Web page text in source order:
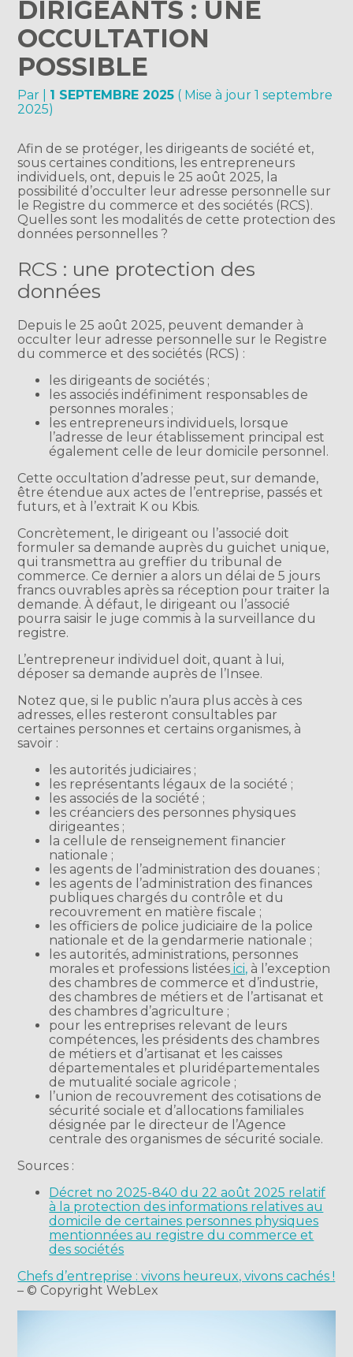
DIRIGEANTS : UNE
OCCULTATION
POSSIBLE
Par 1 SEPTEMBRE 2025 ( Mise à jour 1 septembre
2025)
Afin de se protéger, les dirigeants de société et,
sous certaines conditions, les entrepreneurs
individuels, ont, depuis le 25 août 2025, la
possibilité d’occulter leur adresse personnelle sur
le Registre du commerce et des sociétés (RCS).
Quelles sont les modalités de cette protection des
données personnelles ?
RCS : une protection des
données
Depuis le 25 août 2025, peuvent demander à
occulter leur adresse personnelle sur le Registre
du commerce et des sociétés (RCS) :
les dirigeants de sociétés ;
les associés indéfiniment responsables de
personnes morales ;
les entrepreneurs individuels, lorsque
l’adresse de leur établissement principal est
également celle de leur domicile personnel.
Cette occultation d’adresse peut, sur demande,
être étendue aux actes de l’entreprise, passés et
futurs, et à l’extrait K ou Kbis.
Concrètement, le dirigeant ou l’associé doit
formuler sa demande auprès du guichet unique,
qui transmettra au greffier du tribunal de
commerce. Ce dernier a alors un délai de 5 jours
francs ouvrables après sa réception pour traiter la
demande. À défaut, le dirigeant ou l’associé
pourra saisir le juge commis à la surveillance du
registre.
L’entrepreneur individuel doit, quant à lui,
déposer sa demande auprès de l’Insee.
Notez que, si le public n’aura plus accès à ces
adresses, elles resteront consultables par
certaines personnes et certains organismes, à
savoir :
les autorités judiciaires ;
les représentants légaux de la société ;
les associés de la société ;
les créanciers des personnes physiques
dirigeantes ;
la cellule de renseignement financier
nationale ;
les agents de l’administration des douanes ;
les agents de l’administration des finances
publiques chargés du contrôle et du
recouvrement en matière fiscale ;
les officiers de police judiciaire de la police
nationale et de la gendarmerie nationale ;
les autorités, administrations, personnes
morales et professions listées ici, à l’exception
des chambres de commerce et d’industrie,
des chambres de métiers et de l’artisanat et
des chambres d’agriculture ;
pour les entreprises relevant de leurs
compétences, les présidents des chambres
de métiers et d’artisanat et les caisses
départementales et pluridépartementales
de mutualité sociale agricole ;
l’union de recouvrement des cotisations de
sécurité sociale et d’allocations familiales
désignée par le directeur de l’Agence
centrale des organismes de sécurité sociale.
Sources :
Décret no 2025-840 du 22 août 2025 relatif
à la protection des informations relatives au
domicile de certaines personnes physiques
mentionnées au registre du commerce et
des sociétés
Chefs d’entreprise : vivons heureux, vivons cachés !
– © Copyright WebLex